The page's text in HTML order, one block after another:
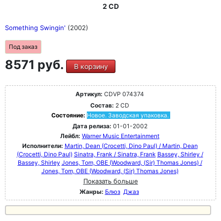
2 CD
Something Swingin' (2002)
Под заказ
8571 руб. В корзину
Артикул: CDVP 074374
Состав: 2 CD
Состояние: Новое. Заводская упаковка.
Дата релиза: 01-01-2002
Лейбл: Warner Music Entertainment
Исполнители: Martin, Dean (Crocetti, Dino Paul) / Martin, Dean
(Crocetti, Dino Paul) Sinatra, Frank / Sinatra, Frank Bassey, Shirley /
Bassey, Shirley Jones, Tom, OBE (Woodward, (Sir) Thomas Jones) /
Jones, Tom, OBE (Woodward, (Sir) Thomas Jones)
Показать больше
Жанры: Блюз Джаз